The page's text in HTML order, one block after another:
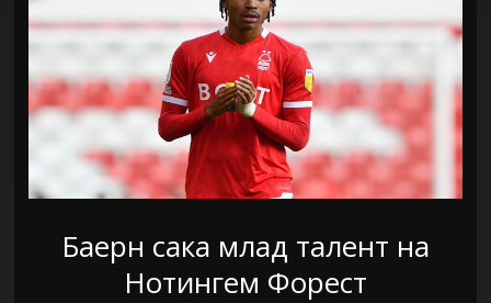
Баерн сака млад талент на
Нотингем Форест